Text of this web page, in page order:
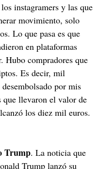
instagramers y las que
movimiento, solo
Lo que pasa es que
en plataformas
Hubo compradores que
Es decir, mil
por mis
que llevaron el valor de
los diez mil euros.
Trump. La noticia que
Trump lanzó su